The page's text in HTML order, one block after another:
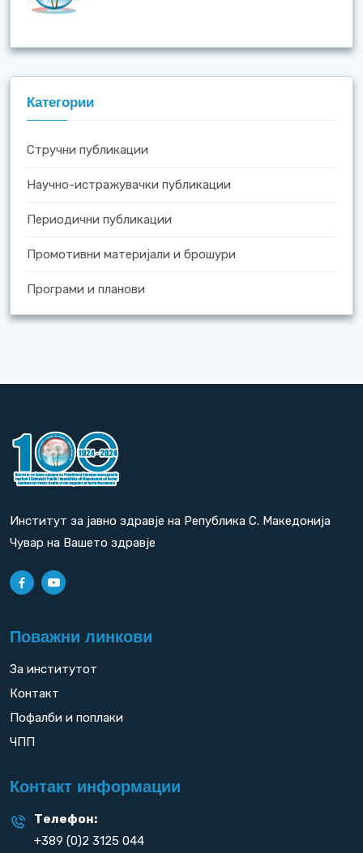
Категории
Стручни публикации
Научно-истражувачки публикации
Периодични публикации
Промотивни материјали и брошури
Програми и планови
Институт за јавно здравје на Република С. Македонија
Чувар на Вашето здравје
Поважни линкови
За институтот
Контакт
Пофалби и поплаки
ЧПП
Контакт информации
Телефон:
+389 (0)2 3125 044